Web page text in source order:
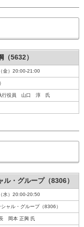
（5632）
金）20:00-21:00
行役員 山口 淳 氏
・グループ（8306）
水）20:00-20:50
ャル・グループ（8306）
岡本 正興 氏